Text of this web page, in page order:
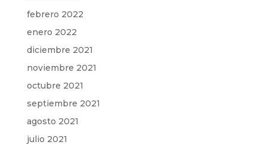
febrero 2022
enero 2022
diciembre 2021
noviembre 2021
octubre 2021
septiembre 2021
agosto 2021
julio 2021